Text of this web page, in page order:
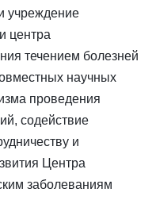
учреждение
центра
течением болезней
научных
проведения
содействие
и
Центра
заболеваниям